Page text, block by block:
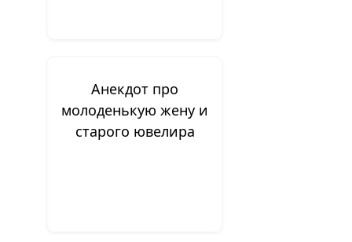
Анекдот про
молоденькую жену и
старого ювелира